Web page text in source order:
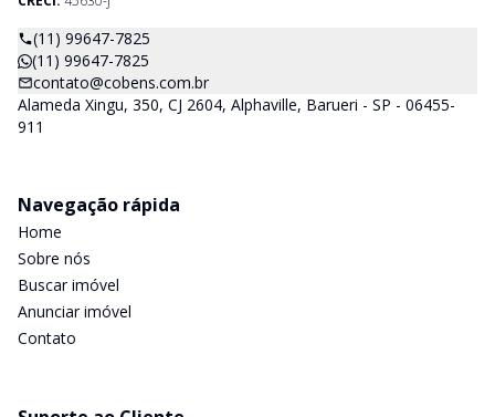
(11) 99647-7825
(11) 99647-7825
contato@cobens.com.br
Alameda Xingu, 350, CJ 2604, Alphaville, Barueri - SP - 06455-
911
Navegação rápida
Home
Sobre nós
Buscar imóvel
Anunciar imóvel
Contato